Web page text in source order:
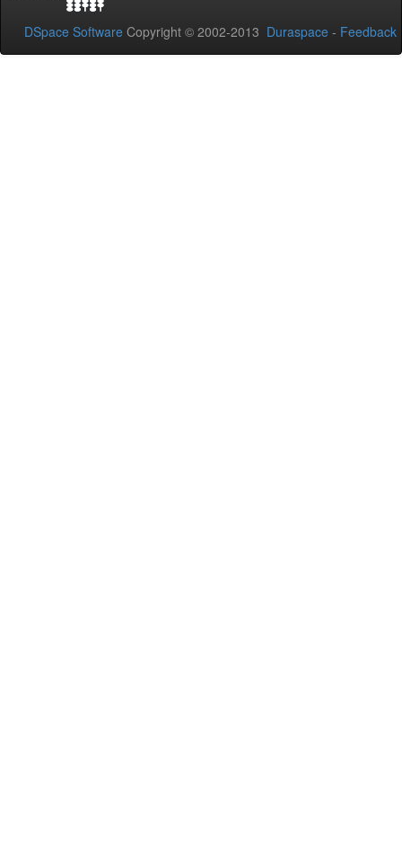
DSpace Software Copyright © 2002-2013 Duraspace - Feedback